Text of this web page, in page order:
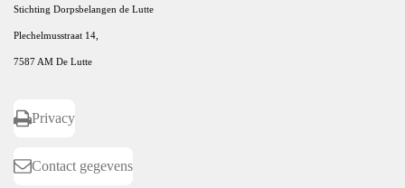
Stichting Dorpsbelangen de Lutte
Plechelmusstraat 14,
7587 AM De Lutte
Privacy
Contact gegevens